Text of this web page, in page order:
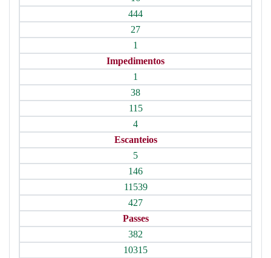
444
27
1
Impedimentos
1
38
115
4
Escanteios
5
146
11539
427
Passes
382
10315